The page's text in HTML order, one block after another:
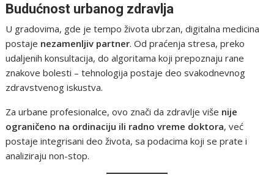
Budućnost urbanog zdravlja
U gradovima, gde je tempo života ubrzan, digitalna medicina
postaje nezamenljiv partner. Od praćenja stresa, preko
udaljenih konsultacija, do algoritama koji prepoznaju rane
znakove bolesti – tehnologija postaje deo svakodnevnog
zdravstvenog iskustva.
Za urbane profesionalce, ovo znači da zdravlje više nije
ograničeno na ordinaciju ili radno vreme doktora, već
postaje integrisani deo života, sa podacima koji se prate i
analiziraju non-stop.